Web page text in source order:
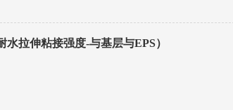
拉伸粘接强度-与基层与EPS）